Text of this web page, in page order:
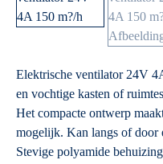
Elektrische ventilator 24V
en vochtige kasten of
Het compacte ontwerp
mogelijk. Kan langs of door
Stevige polyamide